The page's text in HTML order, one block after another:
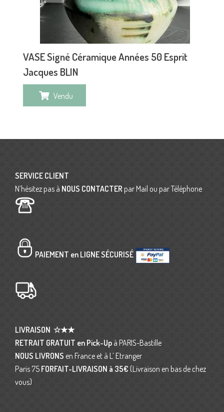
VASE Signé Céramique Années 50 Esprit
Jacques BLIN
Vendu
SERVICE CLIENT
N’hésitez pas à NOUS CONTACTER par Mail ou par Téléphone
PAIEMENT en LIGNE SÉCURISÉ
LIVRAISON ☆★★
RETRAIT GRATUIT en Pick-Up à PARIS-Bastille
NOUS LIVRONS en France et à L’ Etranger
Paris 75 FORFAIT-LIVRAISON à 35€ (Livraison en bas de chez
vous)